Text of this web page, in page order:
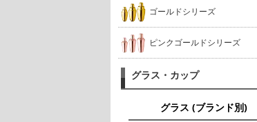
ゴールドシリーズ
ピンクゴールドシリーズ
グラス・カップ
グラス (ブランド別)